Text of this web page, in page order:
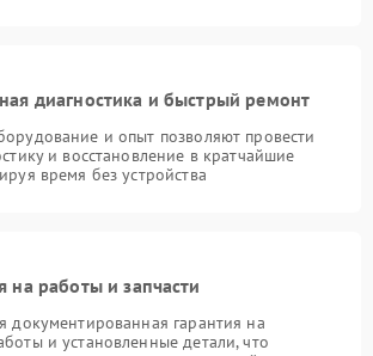
диагностика и быстрый ремонт
и опыт позволяют провести
и восстановление в кратчайшие
время без устройства
на работы и запчасти
документированная гарантия на
и установленные детали, что